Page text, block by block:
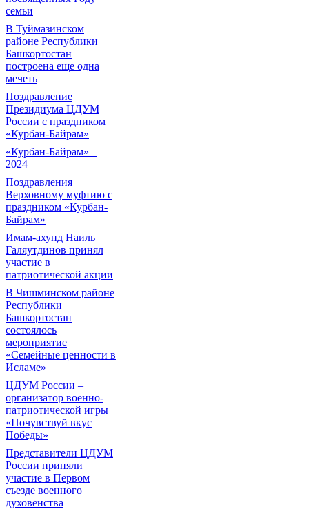
семьи
В Туймазинском
районе Республики
Башкортостан
построена еще одна
мечеть
Поздравление
Президиума ЦДУМ
России с праздником
«Курбан-Байрам»
«Курбан-Байрам» –
2024
Поздравления
Верховному муфтию с
праздником «Курбан-
Байрам»
Имам-ахунд Наиль
Галяутдинов принял
участие в
патриотической акции
В Чишминском районе
Республики
Башкортостан
состоялось
мероприятие
«Семейные ценности в
Исламе»
ЦДУМ России –
организатор военно-
патриотической игры
«Почувствуй вкус
Победы»
Представители ЦДУМ
России приняли
участие в Первом
съезде военного
духовенства